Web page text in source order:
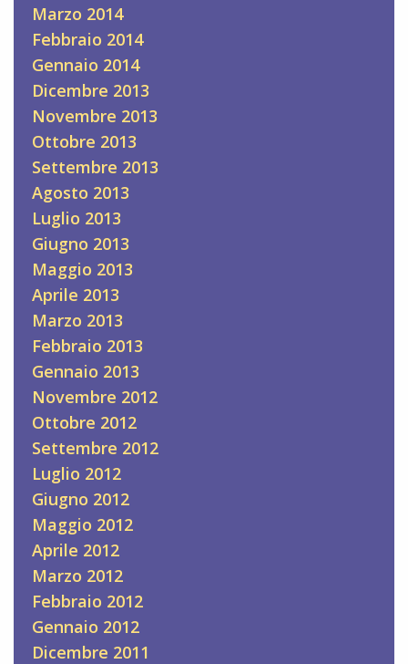
Marzo 2014
Febbraio 2014
Gennaio 2014
Dicembre 2013
Novembre 2013
Ottobre 2013
Settembre 2013
Agosto 2013
Luglio 2013
Giugno 2013
Maggio 2013
Aprile 2013
Marzo 2013
Febbraio 2013
Gennaio 2013
Novembre 2012
Ottobre 2012
Settembre 2012
Luglio 2012
Giugno 2012
Maggio 2012
Aprile 2012
Marzo 2012
Febbraio 2012
Gennaio 2012
Dicembre 2011